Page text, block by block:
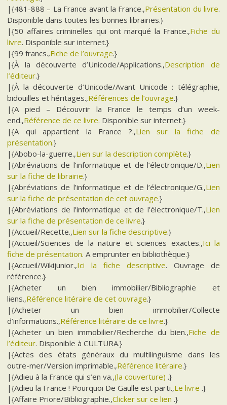
|{481-888 – La France avant la France.,Présentation du livre.
Disponible dans toutes les bonnes librairies.}
|{50 affaires criminelles qui ont marqué la France.,Fiche du
livre. Disponible sur internet.}
|{99 francs.,Fiche de l’ouvrage.}
|{À la découverte d’Unicode/Applications.,Description de
l’éditeur.}
|{À la découverte d’Unicode/Avant Unicode : télégraphie,
bidouilles et héritages.,Références de l’ouvrage.}
|{A pied – Découvrir la France le temps d’un week-
end.,Référence de ce livre. Disponible sur internet.}
|{A qui appartient la France ?.,Lien sur la fiche de
présentation.}
|{Abobo-la-guerre.,Lien sur la description complète.}
|{Abréviations de l’informatique et de l’électronique/D.,Lien
sur la fiche de librairie.}
|{Abréviations de l’informatique et de l’électronique/G.,Lien
sur la fiche de présentation de cet ouvrage.}
|{Abréviations de l’informatique et de l’électronique/T.,Lien
sur la fiche de présentation de ce livre.}
|{Accueil/Recette.,Lien sur la fiche descriptive.}
|{Accueil/Sciences de la nature et sciences exactes.,Ici la
fiche de présentation. A emprunter en bibliothèque.}
|{Accueil/Wikijunior.,Ici la fiche descriptive. Ouvrage de
référence.}
|{Acheter un bien immobilier/Bibliographie et
liens.,Référence litéraire de cet ouvrage.}
|{Acheter un bien immobilier/Collecte
d’informations.,Référence litéraire de ce livre.}
|{Acheter un bien immobilier/Recherche du bien.,Fiche de
l’éditeur. Disponible à CULTURA.}
|{Actes des états généraux du multilinguisme dans les
outre-mer/Version imprimable.,Référence litéraire.}
|{Adieu à la France qui s’en va.,(la couverture) .}
|{Adieu la France ! Pourquoi De Gaulle est parti.,Le livre .}
|{Affaire Priore/Bibliographie.,Clicker sur ce lien .}